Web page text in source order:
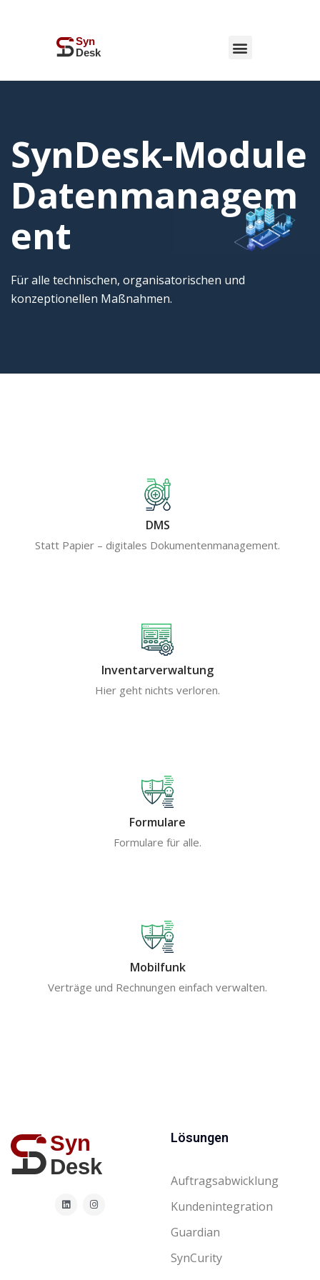
SynDesk-Module
Datenmanagem
ent
Für alle technischen, organisatorischen und
konzeptionellen Maßnahmen.
DMS
Statt Papier – digitales Dokumentenmanagement.
Inventarverwaltung
Hier geht nichts verloren.
Formulare
Formulare für alle.
Mobilfunk
Verträge und Rechnungen einfach verwalten.
Lösungen
Auftragsabwicklung
Kundenintegration
Guardian
SynCurity